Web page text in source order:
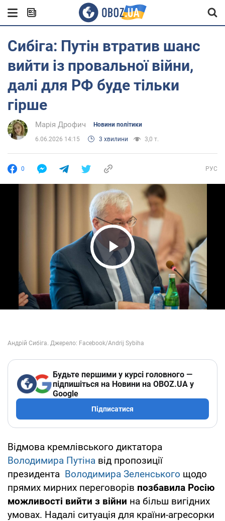
Сибіга: Путін втратив шанс
вийти із провальної війни,
далі для РФ буде тільки
гірше
Марія Дрофич Новини політики
6.06.2026 14:15 3 хвилини 3,0 т.
0 РУС
Play Video
Будьте першими у курсі головного —
підпишіться на Новини на OBOZ.UA у
Google
Підписатися
Відмова кремлівського диктатора
Володимира Путіна від пропозиції
президента Володимира Зеленського щодо
прямих мирних переговорів позбавила Росію
можливості вийти з війни на більш вигідних
умовах. Надалі ситуація для країни-агресорки